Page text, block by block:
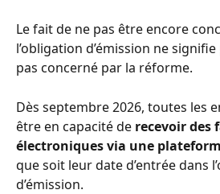
Le fait de ne pas être encore
l’obligation d’émission ne signifie
pas concerné par la réforme.
Dès septembre 2026, toutes les
être en capacité de recevoir des
électroniques via une
que soit leur date d’entrée dans
d’émission.